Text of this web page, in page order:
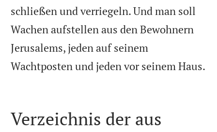
schließen und verriegeln. Und man soll
Wachen aufstellen aus den Bewohnern
Jerusalems, jeden auf seinem
Wachtposten und jeden vor seinem Haus.
Verzeichnis der aus